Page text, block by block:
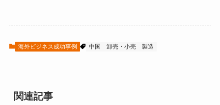
海外ビジネス成功事例 中国 卸売・小売 製造
関連記事